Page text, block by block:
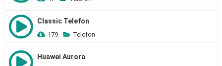
Classic Telefon
179 Telefon
Huawei Aurora